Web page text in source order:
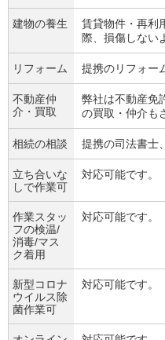
建物の養生
賃貸物件・再利
際、損傷しない
リフォーム 提携のリフォー
不動産仲
介・買取
弊社は不動産免
の買取・仲介も
相続の相談 提携の司法書士
立ち合いな
しで作業可
対応可能です。
作業スタッ
フの検温/
消毒/マス
ク着用
対応可能です。
新型コロナ
ウイルス除
菌作業可
対応可能です。